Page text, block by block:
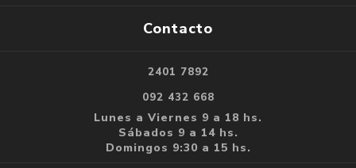
Contacto
2401 7892
092 432 668
Lunes a Viernes 9 a 18 hs.
Sábados 9 a 14 hs.
Domingos 9:30 a 15 hs.